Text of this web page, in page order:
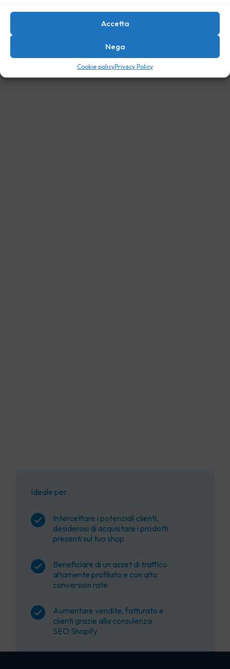
Accetta
Nega
Cookie policyPrivacy Policy
Ideale per
Intercettare i potenziali clienti,
desiderosi di acquistare i prodotti
presenti sul tuo shop
Beneficiare di un asset di traffico
altamente profilato e con alto
conversion rate
Aumentare vendite, fatturato e
clienti grazie alla consulenza
SEO Shopify